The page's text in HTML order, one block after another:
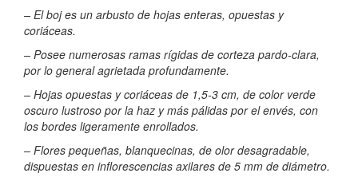
– El boj es un arbusto de hojas enteras, opuestas y
coriáceas.
– Posee numerosas ramas rígidas de corteza pardo-clara,
por lo general agrietada profundamente.
– Hojas opuestas y coriáceas de 1,5-3 cm, de color verde
oscuro lustroso por la haz y más pálidas por el envés, con
los bordes ligeramente enrollados.
– Flores pequeñas, blanquecinas, de olor desagradable,
dispuestas en inflorescencias axilares de 5 mm de diámetro.